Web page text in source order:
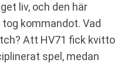
liv, och den här
kommandot. Vad
Att HV71 fick kvitto
spel, medan